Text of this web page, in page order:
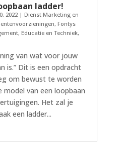
ladder!
2022| Dienst Marketing en
, Fontys
Educatie en Techniek,
van wat voor jouw
is.” Dit is een opdracht
om bewust te worden
model van een loopbaan
Het zal je
een ladder...